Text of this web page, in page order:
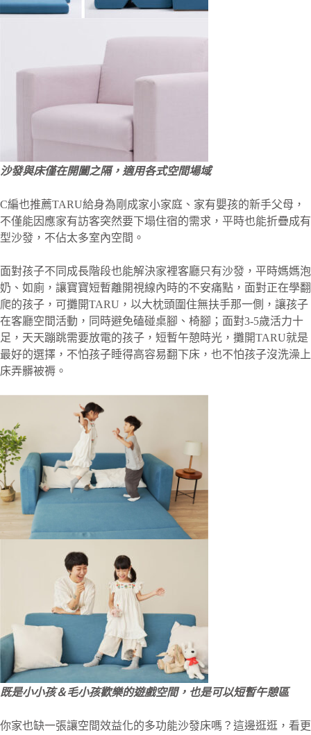
沙發與床僅在開闔之隔，適用各式空間場域
C編也推薦TARU給身為剛成家小家庭、家有嬰孩的新手父母，
不僅能因應家有訪客突然要下塌住宿的需求，平時也能折疊成有
型沙發，不佔太多室內空間。
面對孩子不同成長階段也能解決家裡客廳只有沙發，平時媽媽泡
奶、如廁，讓寶寶短暫離開視線內時的不安痛點，面對正在學翻
爬的孩子，可攤開TARU，以大枕頭圍住無扶手那一側，讓孩子
在客廳空間活動，同時避免磕碰桌腳、椅腳 ； 面對3-5歲活力十
足，天天蹦跳需要放電的孩子，短暫午憩時光，攤開TARU就是
最好的選擇，不怕孩子睡得高容易翻下床，也不怕孩子沒洗澡上
床弄髒被褥。
既是小小孩＆毛小孩歡樂的遊戲空間，也是可以短暫午憩區
你家也缺一張讓空間效益化的多功能沙發床嗎？這邊逛逛，看更